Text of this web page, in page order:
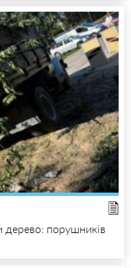
дерево: порушників